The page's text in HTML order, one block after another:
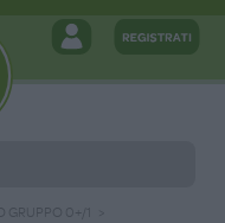
GRUPPO 0+/1